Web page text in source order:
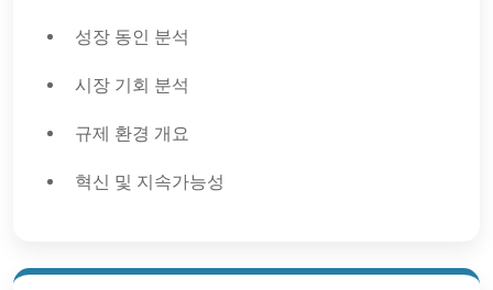
성장 동인 분석
시장 기회 분석
규제 환경 개요
혁신 및 지속가능성